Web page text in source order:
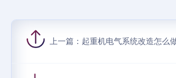
上一篇： 起重机电气系统改造怎么